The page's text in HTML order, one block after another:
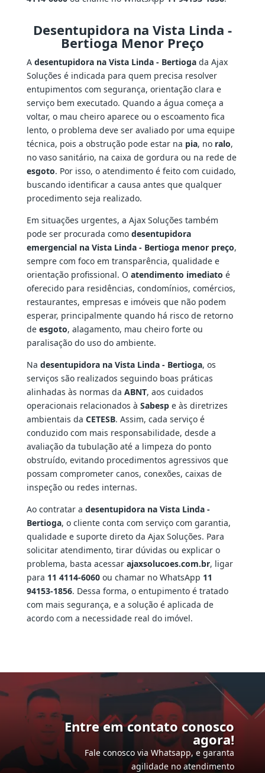
Desentupidora na Vista Linda -
Bertioga Menor Preço
A desentupidora na Vista Linda - Bertiogada Ajax
Soluções é indicada para quem precisa resolver
entupimentos com segurança, orientação clara e
serviço bem executado. Quando a água começa a
voltar, o mau cheiro aparece ou o escoamento fica
lento, o problema deve ser avaliado por uma equipe
técnica, pois a obstrução pode estar na pia, no ralo,
no vaso sanitário, na caixa de gordura ou na rede de
esgoto. Por isso, o atendimento é feito com cuidado,
buscando identificar a causa antes que qualquer
procedimento seja realizado.
Em situações urgentes, a Ajax Soluções também
pode ser procurada como desentupidora
emergencial na Vista Linda - Bertioga menor preço,
sempre com foco em transparência, qualidade e
orientação profissional. O atendimento imediato é
oferecido para residências, condomínios, comércios,
restaurantes, empresas e imóveis que não podem
esperar, principalmente quando há risco de retorno
de esgoto, alagamento, mau cheiro forte ou
paralisação do uso do ambiente.
Na desentupidora na Vista Linda - Bertioga, os
serviços são realizados seguindo boas práticas
alinhadas às normas da ABNT, aos cuidados
operacionais relacionados à Sabespe às diretrizes
ambientais da CETESB. Assim, cada serviço é
conduzido com mais responsabilidade, desde a
avaliação da tubulação até a limpeza do ponto
obstruído, evitando procedimentos agressivos que
possam comprometer canos, conexões, caixas de
inspeção ou redes internas.
Ao contratar a desentupidora na Vista Linda -
Bertioga, o cliente conta com serviço com garantia,
qualidade e suporte direto da Ajax Soluções. Para
solicitar atendimento, tirar dúvidas ou explicar o
problema, basta acessar ajaxsolucoes.com.br, ligar
para 11 4114-6060ou chamar no WhatsApp 11
94153-1856. Dessa forma, o entupimento é tratado
com mais segurança, e a solução é aplicada de
acordo com a necessidade real do imóvel.
Entre em contato conosco
agora!
Fale conosco via Whatsapp, e garanta
agilidade no atendimento